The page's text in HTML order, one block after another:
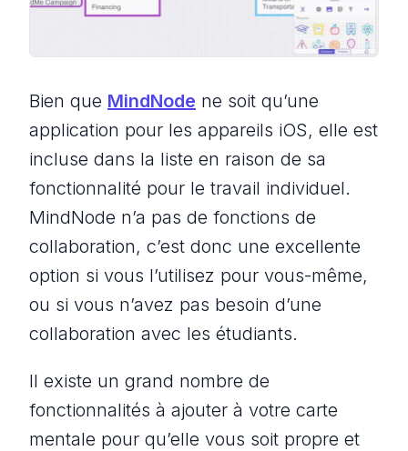
Bien que MindNode ne soit qu’une
application pour les appareils iOS, elle est
incluse dans la liste en raison de sa
fonctionnalité pour le travail individuel.
MindNode n’a pas de fonctions de
collaboration, c’est donc une excellente
option si vous l’utilisez pour vous-même,
ou si vous n’avez pas besoin d’une
collaboration avec les étudiants.
Il existe un grand nombre de
fonctionnalités à ajouter à votre carte
mentale pour qu’elle vous soit propre et